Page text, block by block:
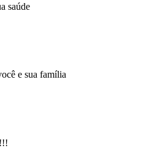
saúde
e sua família